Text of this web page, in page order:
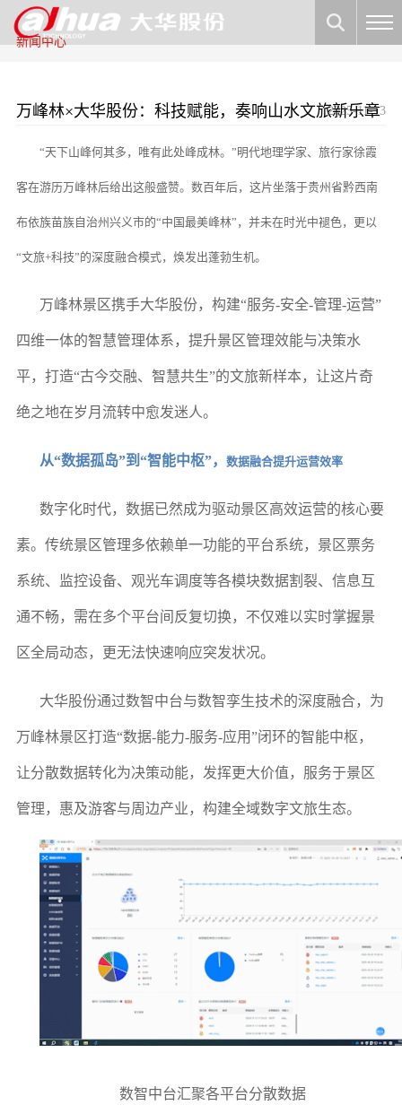
新闻中心
万峰林×大华股份：科技赋能，奏响山水文旅新乐章
2025-11-13
“天下山峰何其多，唯有此处峰成林。”明代地理学家、旅行家徐霞
客在游历万峰林后给出这般盛赞。数百年后，这片坐落于贵州省黔西南
布依族苗族自治州兴义市的“中国最美峰林”，并未在时光中褪色，更以
“文旅+科技”的深度融合模式，焕发出蓬勃生机。
万峰林景区携手大华股份，构建“服务-安全-管理-运营”
四维一体的智慧管理体系，提升景区管理效能与决策水
平，打造“古今交融、智慧共生”的文旅新样本，让这片奇
绝之地在岁月流转中愈发迷人。
从“数据孤岛”到“智能中枢”， 数据融合提升运营效率
数字化时代，数据已然成为驱动景区高效运营的核心要
素。传统景区管理多依赖单一功能的平台系统，景区票务
系统、监控设备、观光车调度等各模块数据割裂、信息互
通不畅，需在多个平台间反复切换，不仅难以实时掌握景
区全局动态，更无法快速响应突发状况。
大华股份通过数智中台与数智孪生技术的深度融合，为
万峰林景区打造“数据-能力-服务-应用”闭环的智能中枢，
让分散数据转化为决策动能，发挥更大价值，服务于景区
管理，惠及游客与周边产业，构建全域数字文旅生态。
数智中台汇聚各平台分散数据